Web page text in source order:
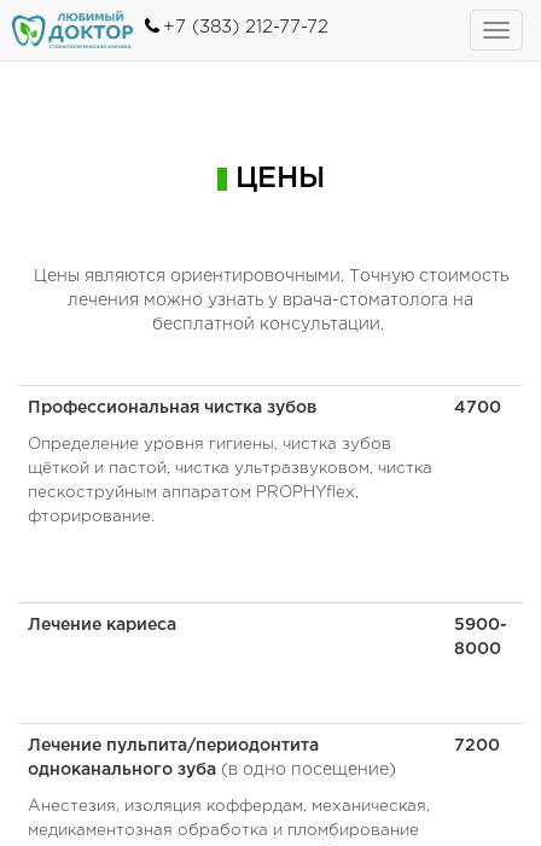
+7 (383) 212-77-72
ЦЕНЫ
Цены являются ориентировочными. Точную стоимость
лечения можно узнать у врача-стоматолога на
бесплатной консультации.
Профессиональная чистка зубов
Определение уровня гигиены, чистка зубов
щёткой и пастой, чистка ультразвуковом, чистка
пескоструйным аппаратом PROPHYflex,
фторирование.
4700
Лечение кариеса
5900-
8000
Лечение пульпита/периодонтита
одноканального зуба (в одно посещение)
Анестезия, изоляция коффердам, механическая,
медикаментозная обработка и пломбирование
7200